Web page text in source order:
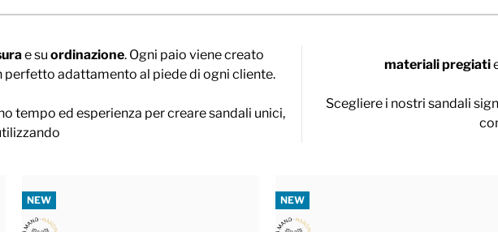
e su ordinazione. Ogni paio viene creato
adattamento al piede di ogni cliente.
tempo ed esperienza per creare sandali unici,
materiali pregiati
Scegliere i nostri sandali
NEW NEW